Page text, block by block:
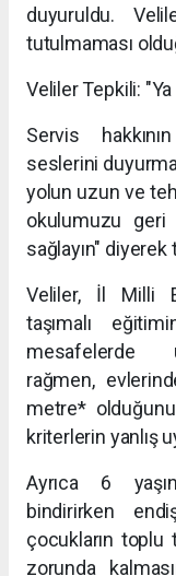
duyuruldu.
tutulmaması
Veliler Tepkili:
Servis
seslerini
yolun uzun ve
okulumuzu
sağlayın"
Veliler, İl Milli
taşımalı
mesafelerde
rağmen,
metre*
kriterlerin yanlış
Ayrıca 6
bindirirken
çocukların toplu
zorunda